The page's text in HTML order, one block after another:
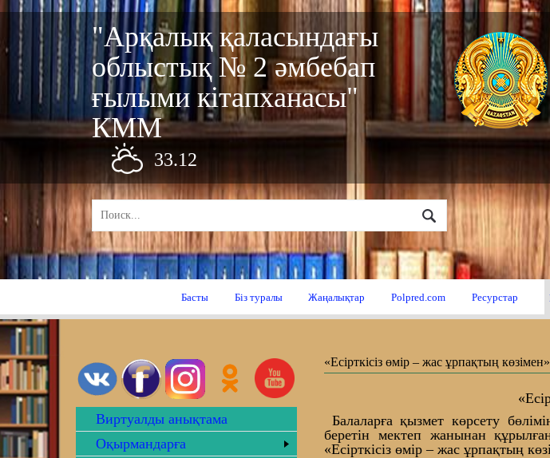
"Арқалық қаласындағы
облыстық № 2 әмбебап
ғылыми кітапханасы"
КММ
33.12
Басты Біз туралы Жаңалықтар Polpred.com Ресурстар
Виртуалды анықтама
Оқырмандарға
«Есірткісіз өмір – жас ұрпақтың көзімен»
Балаларға қызмет көрсету
беретін мектеп жанынан
«Есірткісіз өмір – жас ұрпақтың